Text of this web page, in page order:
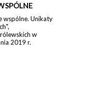
wspólne. Unikaty
w
2019 r.